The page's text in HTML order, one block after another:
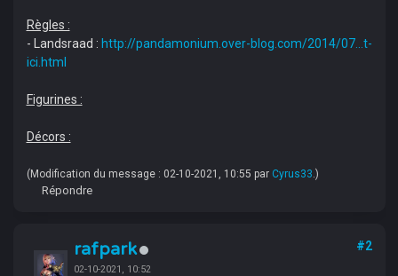
Règles :
- Landsraad : http://pandamonium.over-blog.com/2014/07...t-
ici.html
Figurines :
Décors :
(Modification du message : 02-10-2021, 10:55 par Cyrus33 .)
Répondre
rafpark
02-10-2021, 10:52
#2